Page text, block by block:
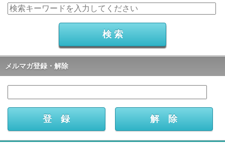
メルマガ登録・解除